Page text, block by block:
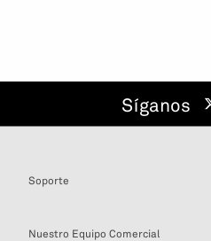
Síganos
Soporte
Nuestro Equipo Comercial